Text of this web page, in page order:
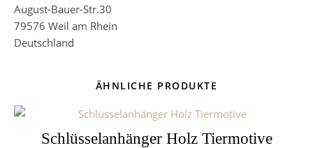
August-Bauer-Str.30
79576 Weil am Rhein
Deutschland
ÄHNLICHE PRODUKTE
Schlüsselanhänger Holz Tiermotive